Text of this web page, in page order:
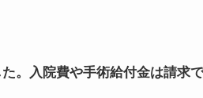
をご了承ください。